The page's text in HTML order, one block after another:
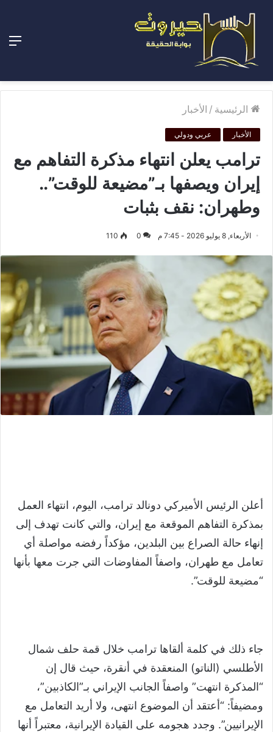
الرئيسية / الأخبار
الأخبار عربي ودولي
ترامب يعلن انتهاء مذكرة التفاهم مع
إيران ويصفها بـ”مضيعة للوقت”..
وطهران: نقف بثبات
الأربعاء, 8 يوليو 2026 - 7:45 م 0
110
أعلن الرئيس الأميركي دونالد ترامب، اليوم، انتهاء العمل
بمذكرة التفاهم الموقعة مع إيران، والتي كانت تهدف إلى
إنهاء حالة الصراع بين البلدين، مؤكداً رفضه مواصلة أي
تعامل مع طهران، واصفاً المفاوضات التي جرت معها بأنها
“مضيعة للوقت”.
جاء ذلك في كلمة ألقاها ترامب خلال قمة حلف شمال
الأطلسي (الناتو) المنعقدة في أنقرة، حيث قال إن
“المذكرة انتهت” واصفاً الجانب الإيراني بـ”الكاذبين”،
ومضيفاً: “أعتقد أن الموضوع انتهى، ولا أريد التعامل مع
الإيرانيين”. وجدد هجومه على القيادة الإيرانية، معتبراً أنها